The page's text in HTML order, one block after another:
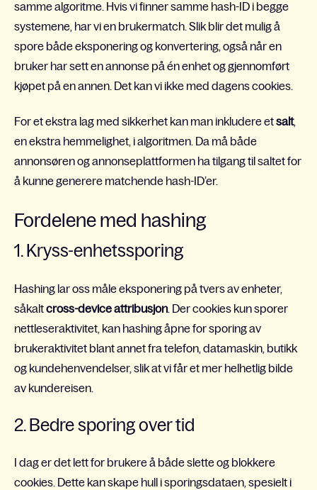
samme algoritme. Hvis vi finner samme hash-ID i begge
systemene, har vi en brukermatch. Slik blir det mulig å
spore både eksponering og konvertering, også når en
bruker har sett en annonse på én enhet og gjennomført
kjøpet på en annen. Det kan vi ikke med dagens cookies.
For et ekstra lag med sikkerhet kan man inkludere etsalt,
en ekstra hemmelighet, i algoritmen. Da må både
annonsøren og annonseplattformen ha tilgang til saltet for
å kunne generere matchende hash-ID’er.
Fordelene med hashing
1. Kryss-enhetssporing
Hashing lar oss måle eksponering på tvers av enheter,
såkaltcross-device attribusjon. Der cookies kun sporer
nettleseraktivitet, kan hashing åpne for sporing av
brukeraktivitet blant annet fra telefon, datamaskin, butikk
og kundehenvendelser, slik at vi får et mer helhetlig bilde
av kundereisen.
2. Bedre sporing over tid
I dag er det lett for brukere å både slette og blokkere
cookies. Dette kan skape hull i sporingsdataen, spesielt i